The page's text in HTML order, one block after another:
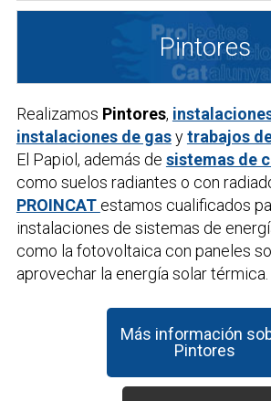
Pintores
Realizamos Pintores,
instalaciones de gasytrabajos
El Papiol, además de sistemas de
como suelos radiantes o con
PROINCAT estamos cualificados
instalaciones de sistemas de
como la fotovoltaica con paneles
aprovechar la energía solar térmica.
Más información
Pintores